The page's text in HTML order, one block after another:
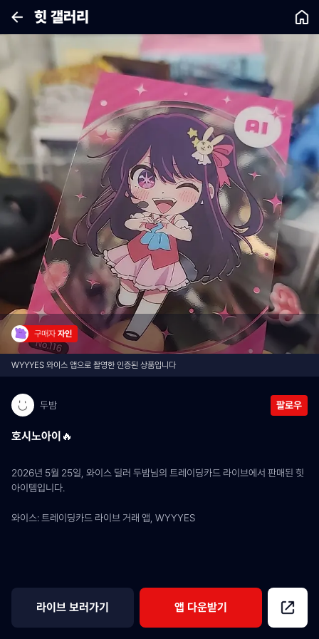
힛 갤러리
구매자 자인
WYYYES 와이스 앱으로 촬영한 인증된 상품입니다
두밤 팔로우
호시노아이🔥
2026년 5월 25일, 와이스 딜러 두밤님의 트레이딩카드 라이브에서 판매된 힛
아이템입니다.
와이스: 트레이딩카드 라이브 거래 앱, WYYYES
라이브 보러가기 앱 다운받기